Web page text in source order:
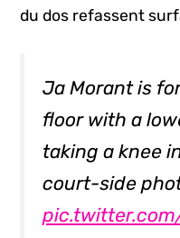
du dos refassent
Ja Morant is
floor with a
taking a knee
court-side